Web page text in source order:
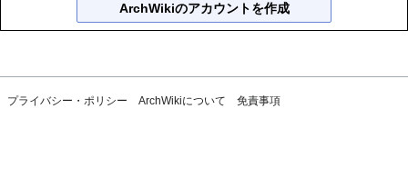
ArchWikiのアカウントを作成
プライバシー・ポリシー ArchWikiについて 免責事項